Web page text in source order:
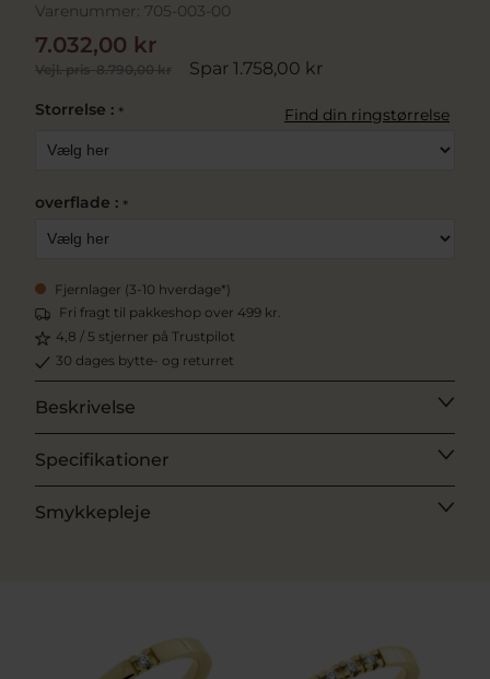
Varenummer: 705-003-00
Vejl. pris8.790,00 kr Spar 1.758,00 kr
7.032,00 kr
Storrelse : * Find din ringstørrelse
overflade : *
Fjernlager (3-10 hverdage*)
Fri fragt til pakkeshop over 499 kr.
4,8 / 5 stjerner på Trustpilot
30 dages bytte- og returret
Beskrivelse
Specifikationer
Smykkepleje